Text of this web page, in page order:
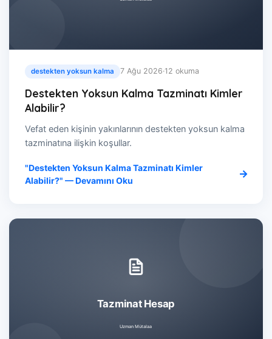
destekten yoksun kalma 7 Ağu 2026·12 okuma
Destekten Yoksun Kalma Tazminatı Kimler
Alabilir?
Vefat eden kişinin yakınlarının destekten yoksun kalma
tazminatına ilişkin koşullar.
"Destekten Yoksun Kalma Tazminatı Kimler
Alabilir?" — Devamını Oku